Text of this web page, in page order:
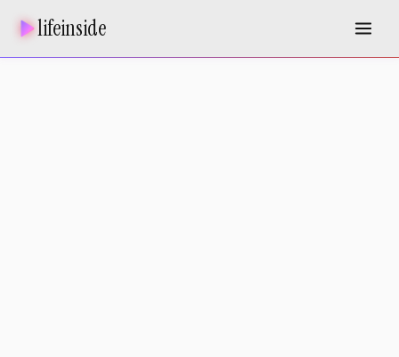
lifeinside